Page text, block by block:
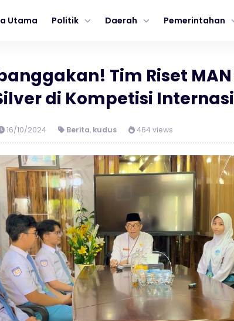
Utama Politik Daerah Pemerintahan
Tim Riset MAN
di Kompetisi
16/10/2024 Berita, kudus 464 views